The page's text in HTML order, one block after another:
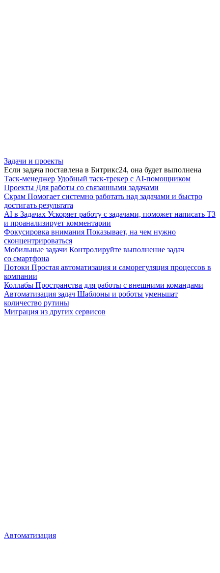
Задачи и проекты
Если задача поставлена в Битрикс24, она будет выполнена
Таск-менеджер Удобный таск-трекер с AI-помощником
Проекты Для работы со связанными задачами
Скрам Помогает системно работать над задачами и быстро
достигать результата
AI в Задачах Ускоряет работу с задачами, поможет написать ТЗ
и проанализирует комментарии
Фокусировка внимания Показывает, на чем нужно
сконцентрироваться
Мобильные задачи Контролируйте выполнение задач
со смартфона
Потоки Простая автоматизация и саморегуляция процессов в
компании
Коллабы Пространства для работы с внешними командами
Автоматизация задач Шаблоны и роботы уменьшат
количество рутины
Миграция из других сервисов
Автоматизация